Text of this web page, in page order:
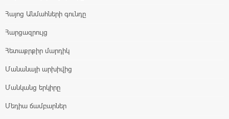
Հայոց Անմահների գունդը
Հարցազրույց
Հետաքրքիր մարդիկ
Մանանայի արխիվից
Մանկանց երկիրը
Մեդիա ճամբարներ